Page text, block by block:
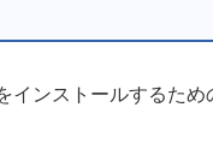
インストールするため